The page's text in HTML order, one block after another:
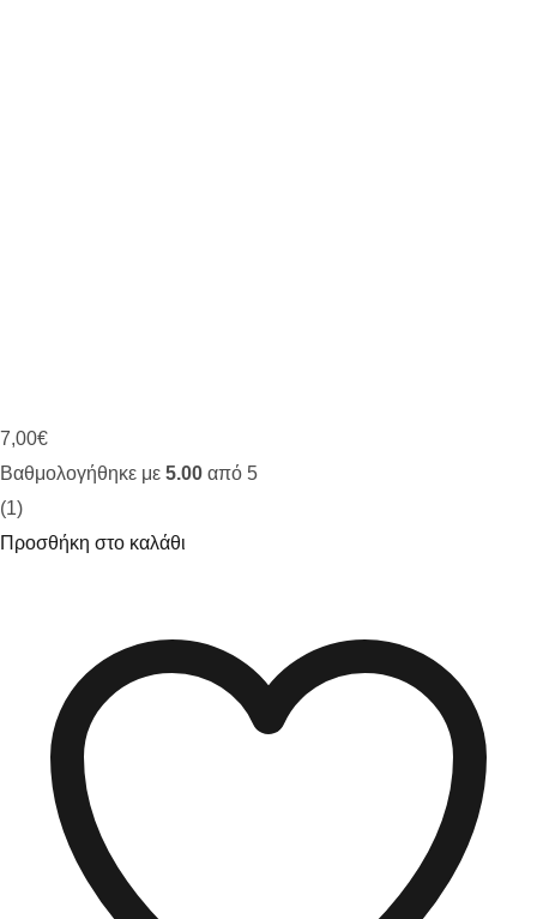
7,00€
Βαθμολογήθηκε με 5.00 από 5
(1)
Προσθήκη στο καλάθι